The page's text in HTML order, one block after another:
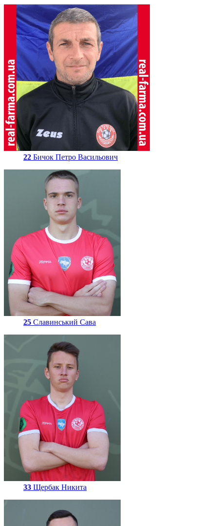
22 Бичок Петро Васильович
25 Славинський Сава
33 Щербак Никита